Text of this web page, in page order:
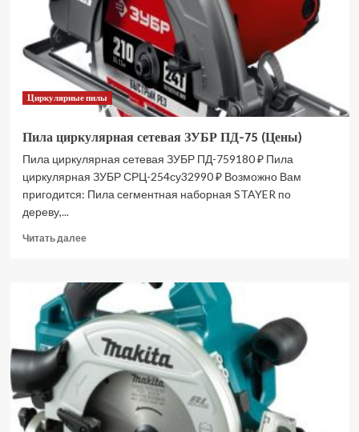
4Ач
ЗУ
3601707CUB
(Цены)
Циркулярные пилы
Пила циркулярная сетевая ЗУБР ПД-75 (Цены)
Пила циркулярная сетевая ЗУБР ПД-759180 ₽ Пила
циркулярная ЗУБР СРЦ-254су32990 ₽ Возможно Вам
пригодится: Пила сегментная наборная STAYER по
дереву,...
Читать далееПрочитать
Пила
циркулярная
сетевая
ЗУБР
ПД-75
(Цены)